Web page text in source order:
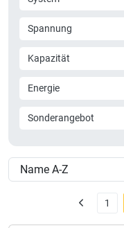
Spannung
Kapazität
Energie
Sonderangebot
1